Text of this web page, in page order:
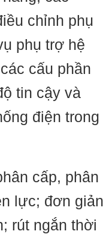
chỉnh phụ
phụ trợ hệ
cấu phần
tin cậy và
điện trong
cấp, phân
lực; đơn giản
rút ngắn thời